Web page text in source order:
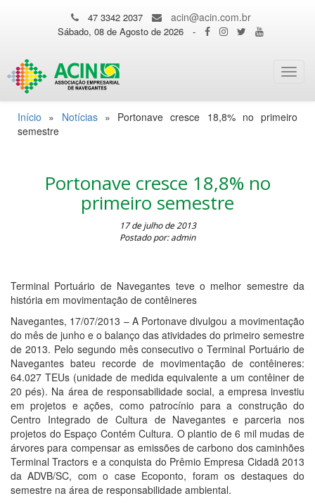
47 3342 2037 acin@acin.com.br
Sábado, 08 de Agosto de 2026 -
Início » Notícias» Portonave cresce 18,8% no primeiro
semestre
Portonave cresce 18,8% no
primeiro semestre
17 de julho de 2013
Postado por: admin
Terminal Portuário de Navegantes teve o melhor semestre da
história em movimentação de contêineres
Navegantes, 17/07/2013 – A Portonave divulgou a movimentação
do mês de junho e o balanço das atividades do primeiro semestre
de 2013. Pelo segundo mês consecutivo o Terminal Portuário de
Navegantes bateu recorde de movimentação de contêineres:
64.027 TEUs (unidade de medida equivalente a um contêiner de
20 pés). Na área de responsabilidade social, a empresa investiu
em projetos e ações, como patrocínio para a construção do
Centro Integrado de Cultura de Navegantes e parceria nos
projetos do Espaço Contém Cultura. O plantio de 6 mil mudas de
árvores para compensar as emissões de carbono dos caminhões
Terminal Tractors e a conquista do Prêmio Empresa Cidadã 2013
da ADVB/SC, com o case Ecoponto, foram os destaques do
semestre na área de responsabilidade ambiental.